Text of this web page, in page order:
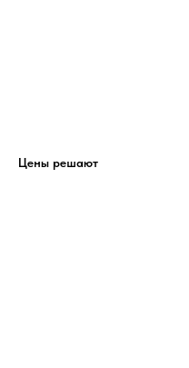
Цены решают